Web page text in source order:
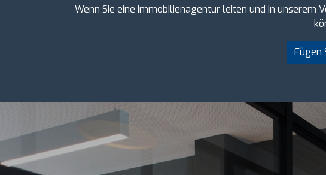
Wenn Sie eine Immobilienagentur leiten und in unserem
Fügen